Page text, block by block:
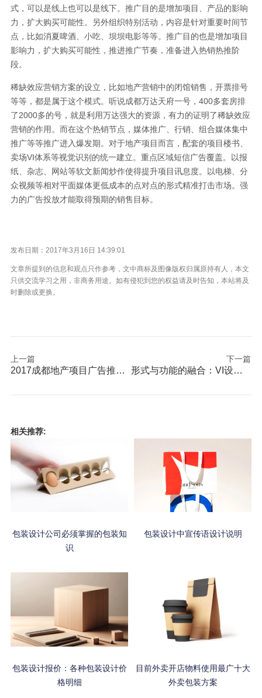
式，可以是线上也可以是线下。推广目的是增加项目、产品的影响
力，扩大购买可能性。另外组织特别活动，内容是针对重要时间节
点，比如消夏啤酒、小吃、坝坝电影等等。推广目的也是增加项目
影响力，扩大购买可能性，推进推广节奏，准备进入热销热推阶
段。
稀缺效应营销方案的设立，比如地产营销中的闭馆销售，开票排号
等等，都是属于这个模式。听说成都万达天府一号，400多套房排
了2000多的号，就是利用万达强大的资源，有力的证明了稀缺效应
营销的作用。而在这个热销节点，媒体推广、行销、组合媒体集中
推广等等推广进入爆发期。对于地产项目而言，配套的项目楼书、
卖场VI体系等视觉识别的统一建立。重点区域短信广告覆盖。以报
纸、杂志、网站等软文新闻炒作使得提升项目讯息度。以电梯、分
众视频等相对平面媒体更低成本的点对点的形式精准打击市场。强
力的广告投放才能取得预期的销售目标。
发布日期：2017年3月16日 14:39:01
文章所提到的信息和观点只作参考，文中商标及图像版权归属原持有人，本文
只供交流学习之用，非商务用途。如有侵犯到您的权益请及时告知，本站将及
时删除或更换。
上一篇
2017成都地产项目广告推广设计调查
下一篇
形式与功能的融合：VI设计的完美交汇
相关推荐:
包装设计公司必须掌握的包装知
识
包装设计中宣传语设计说明
包装设计报价：各种包装设计价
格明细
目前外卖开店物料使用最广十大
外卖包装方案